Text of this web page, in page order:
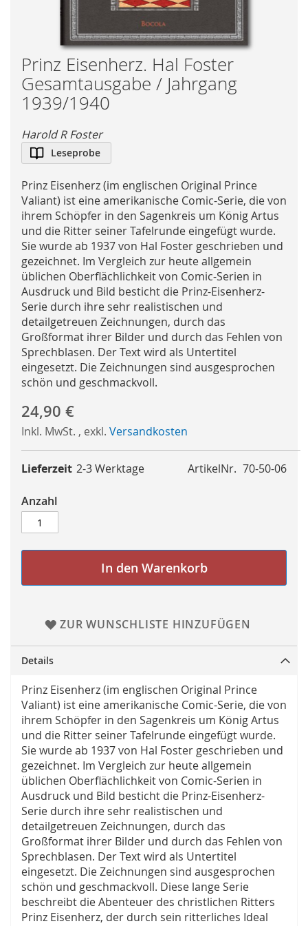
Skip
to
the
beginning
the
images
gallery
Prinz Eisenherz. Hal Foster
Gesamtausgabe / Jahrgang
1939/1940
Harold R Foster
Leseprobe
Prinz Eisenherz (im englischen Original Prince
Valiant) ist eine amerikanische Comic-Serie, die von
ihrem Schöpfer in den Sagenkreis um König Artus
und die Ritter seiner Tafelrunde eingefügt wurde.
Sie wurde ab 1937 von Hal Foster geschrieben und
gezeichnet. Im Vergleich zur heute allgemein
üblichen Oberflächlichkeit von Comic-Serien in
Ausdruck und Bild besticht die Prinz-Eisenherz-
Serie durch ihre sehr realistischen und
detailgetreuen Zeichnungen, durch das
Großformat ihrer Bilder und durch das Fehlen von
Sprechblasen. Der Text wird als Untertitel
eingesetzt. Die Zeichnungen sind ausgesprochen
schön und geschmackvoll.
24,90 €
Inkl. MwSt. , exkl. Versandkosten
ArtikelNr. 70-50-06
Lieferzeit 2-3 Werktage
Anzahl
In den Warenkorb
ZUR WUNSCHLISTE HINZUFÜGEN
Details
Prinz Eisenherz (im englischen Original Prince
Valiant) ist eine amerikanische Comic-Serie, die von
ihrem Schöpfer in den Sagenkreis um König Artus
und die Ritter seiner Tafelrunde eingefügt wurde.
Sie wurde ab 1937 von Hal Foster geschrieben und
gezeichnet. Im Vergleich zur heute allgemein
üblichen Oberflächlichkeit von Comic-Serien in
Ausdruck und Bild besticht die Prinz-Eisenherz-
Serie durch ihre sehr realistischen und
detailgetreuen Zeichnungen, durch das
Großformat ihrer Bilder und durch das Fehlen von
Sprechblasen. Der Text wird als Untertitel
eingesetzt. Die Zeichnungen sind ausgesprochen
schön und geschmackvoll. Diese lange Serie
beschreibt die Abenteuer des christlichen Ritters
Prinz Eisenherz, der durch sein ritterliches Ideal